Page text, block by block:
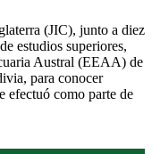
(JIC), junto a diez
estudios superiores,
Austral (EEAA) de
para conocer
efectuó como parte de